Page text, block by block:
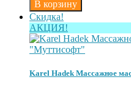
Скидка!
АКЦИЯ!
Karel Hadek Массажное